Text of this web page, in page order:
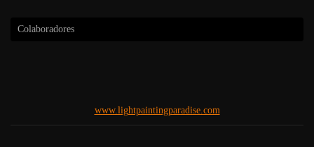
Colaboradores
www.lightpaintingparadise.com